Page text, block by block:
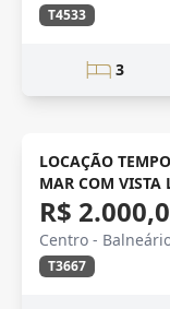
T4533
3
TEMPORADA
LOCAÇÃO
MAR COM VISTA
R$
Centro -
T3667